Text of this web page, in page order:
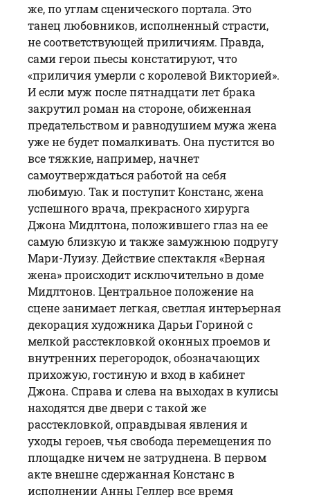
же, по углам сценического портала. Это
танец любовников, исполненный страсти,
не соответствующей приличиям. Правда,
сами герои пьесы констатируют, что
«приличия умерли с королевой Викторией».
И если муж после пятнадцати лет брака
закрутил роман на стороне, обиженная
предательством и равнодушием мужа жена
уже не будет помалкивать. Она пустится во
все тяжкие, например, начнет
самоутверждаться работой на себя
любимую. Так и поступит Констанс, жена
успешного врача, прекрасного хирурга
Джона Мидлтона, положившего глаз на ее
самую близкую и также замужнюю подругу
Мари-Луизу. Действие спектакля «Верная
жена» происходит исключительно в доме
Мидлтонов. Центральное положение на
сцене занимает легкая, светлая интерьерная
декорация художника Дарьи Гориной с
мелкой расстекловкой оконных проемов и
внутренних перегородок, обозначающих
прихожую, гостиную и вход в кабинет
Джона. Справа и слева на выходах в кулисы
находятся две двери с такой же
расстекловкой, оправдывая явления и
уходы героев, чья свобода перемещения по
площадке ничем не затруднена. В первом
акте внешне сдержанная Констанс в
исполнении Анны Геллер все время